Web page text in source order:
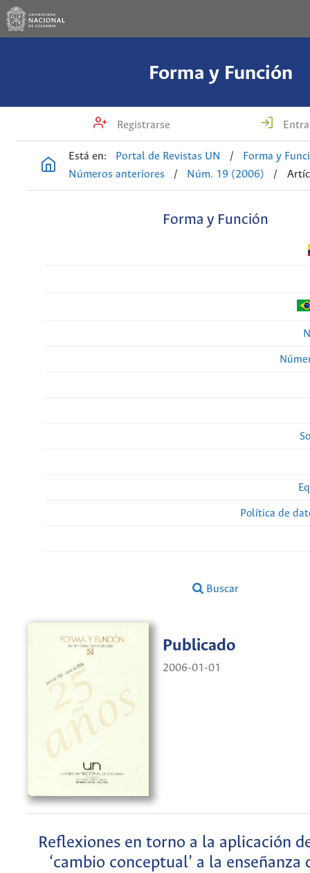
Forma y Función
Registrarse
Está en: Portal de Revistas UN /
Forma y
Números anteriores
/ Núm. 19 (2006) /
Forma y Función
Política de
Buscar
Publicado
2006-01-01
Reflexiones en torno a la aplicación
‘cambio conceptual’ a la